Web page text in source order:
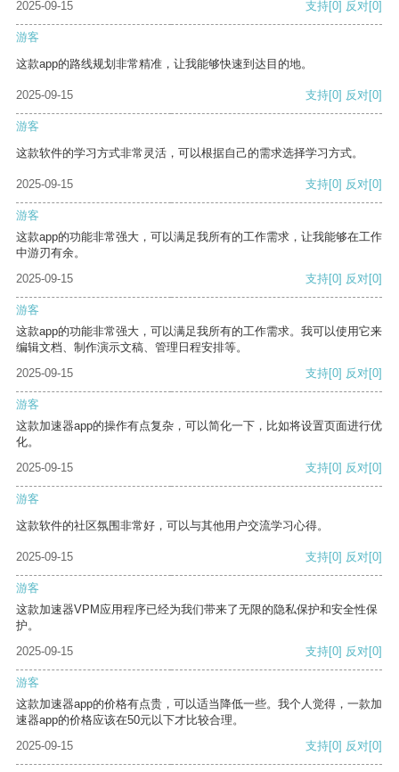
2025-09-15 支持[0] 反对[0]
游客
这款app的路线规划非常精准，让我能够快速到达目的地。
2025-09-15 支持[0] 反对[0]
游客
这款软件的学习方式非常灵活，可以根据自己的需求选择学习方式。
2025-09-15 支持[0] 反对[0]
游客
这款app的功能非常强大，可以满足我所有的工作需求，让我能够在工作
中游刃有余。
2025-09-15
支持[0] 反对[0]
游客
这款app的功能非常强大，可以满足我所有的工作需求。我可以使用它来
编辑文档、制作演示文稿、管理日程安排等。
2025-09-15
支持[0] 反对[0]
游客
这款加速器app的操作有点复杂，可以简化一下，比如将设置页面进行优
化。
2025-09-15
支持[0] 反对[0]
游客
这款软件的社区氛围非常好，可以与其他用户交流学习心得。
2025-09-15 支持[0] 反对[0]
游客
这款加速器VPM应用程序已经为我们带来了无限的隐私保护和安全性保
护。
2025-09-15
支持[0] 反对[0]
游客
这款加速器app的价格有点贵，可以适当降低一些。我个人觉得，一款加
速器app的价格应该在50元以下才比较合理。
2025-09-15
支持[0] 反对[0]